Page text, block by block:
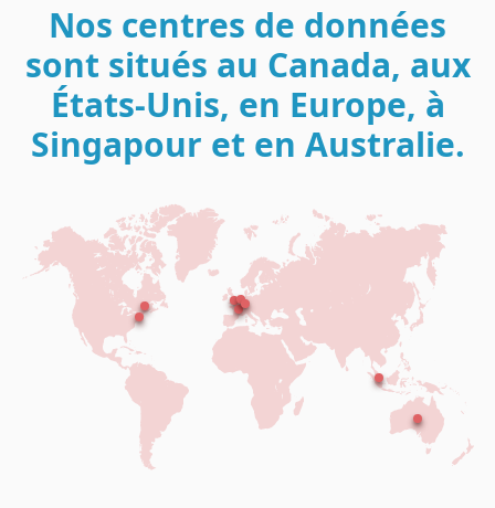
Nos centres de données
sont situés au Canada, aux
États-Unis, en Europe, à
Singapour et en Australie.